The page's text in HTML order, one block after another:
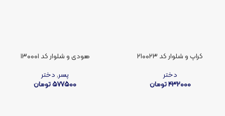
کراپ و شلوار کد ۲۱۰۰۲۳
دختر
432000تومان
هودی و شلوار کد ۱۳۰۰۰۱
پسر,دختر
577500تومان